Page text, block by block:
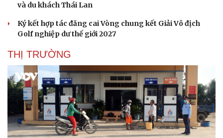
và du khách Thái Lan
Ký kết hợp tác đăng cai Vòng chung kết Giải Vô địch
Golf nghiệp dư thế giới 2027
THỊ TRƯỜNG